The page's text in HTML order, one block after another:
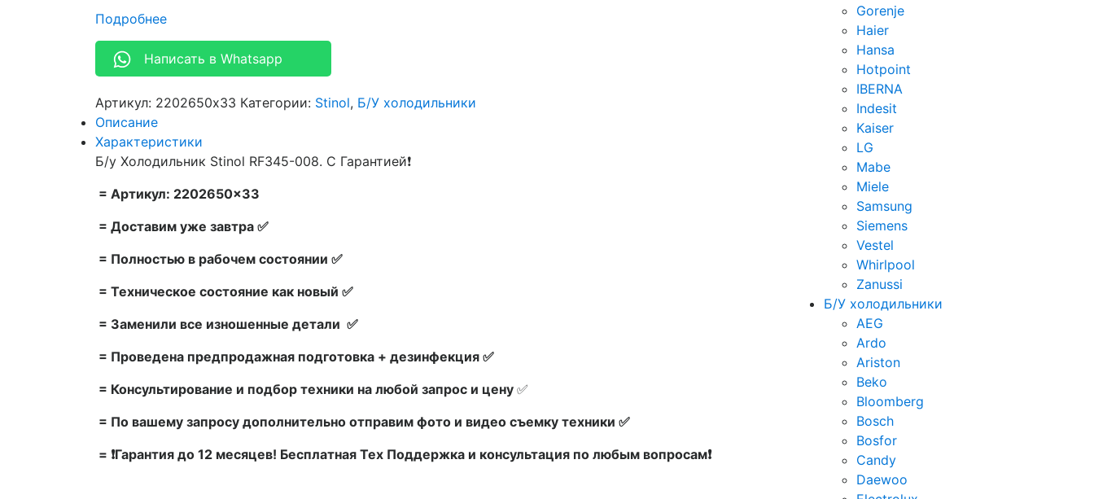
Подробнее
Написать в Whatsapp
Артикул: 2202650x33 Категории: Stinol, Б/У холодильники
Описание
Характеристики
Б/у Холодильник Stinol RF345-008. С Гарантией❗
= Артикул: 2202650×33
= Доставим уже завтра ✅
= Полностью в рабочем состоянии ✅
= Техническое состояние как новый ✅
= Заменили все изношенные детали ✅
= Проведена предпродажная подготовка + дезинфекция ✅
= Консультирование и подбор техники на любой запрос и цену ✅
= По вашему запросу дополнительно отправим фото и видео съемку техники ✅
= ❗Гарантия до 12 месяцев! Бесплатная Тех Поддержка и консультация по любым вопросам❗
Gorenje
Haier
Hansa
Hotpoint
IBERNA
Indesit
Kaiser
LG
Mabe
Miele
Samsung
Siemens
Vestel
Whirlpool
Zanussi
Б/У холодильники
AEG
Ardo
Ariston
Beko
Bloomberg
Bosch
Bosfor
Candy
Daewoo